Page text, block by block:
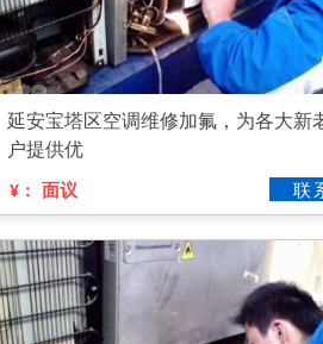
延安宝塔区空调维修加氟，为各大新
户提供优
¥： 面议 联